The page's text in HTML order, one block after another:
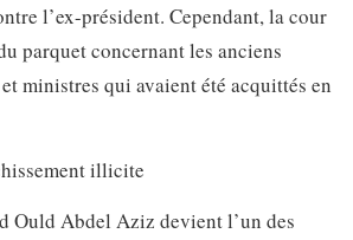
l’ex-président. Cependant, la cour
parquet concernant les anciens
ministres qui avaient été acquittés en
illicite
Ould Abdel Aziz devient l’un des